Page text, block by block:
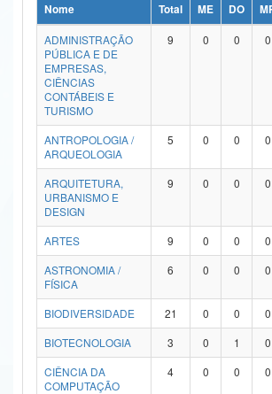
Ministério da Ciência, Tecnologia, Inovações e
Ministério do Meio Ambiente
Ministério do Turismo
Ministério do Desenvolvimento Regional
Controladoria-Geral da União
Ministério da Mulher, da Família e dos Direitos Humanos
Secretaria de Governo
Advocacia-Geral da União
Banco Central do Brasil
Nome Total ME DO
ADMINISTRAÇÃO
PÚBLICA E DE
EMPRESAS,
CIÊNCIAS
CONTÁBEIS E
TURISMO
9 0 0 0
ANTROPOLOGIA /
ARQUEOLOGIA
5 0 0 0
ARQUITETURA,
URBANISMO E
DESIGN
9 0 0 0
ARTES 9 0 0 0
ASTRONOMIA /
FÍSICA
6 0 0 0
BIODIVERSIDADE 21 0 0 0
BIOTECNOLOGIA
3 0 1 0
CIÊNCIA DA
COMPUTAÇÃO
4 0 0 0